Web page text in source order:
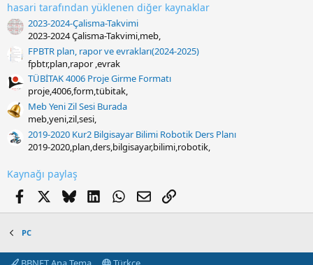
0
y
ı
l
d
ı
z
hasari tarafından yüklenen diğer kaynaklar
2023-2024-Çalisma-Takvimi
2023-2024 Çalisma-Takvimi,meb,
FPBTR plan, rapor ve evrakları(2024-2025)
fpbtr,plan,rapor ,evrak
TÜBİTAK 4006 Proje Girme Formatı
proje,4006,form,tübitak,
Meb Yeni Zil Sesi Burada
meb,yeni,zil,sesi,
2019-2020 Kur2 Bilgisayar Bilimi Robotik Ders Planı
2019-2020,plan,ders,bilgisayar,bilimi,robotik,
Kaynağı paylaş
Facebook BlueskyLinkedInWhatsApp
E-postaLink
PC